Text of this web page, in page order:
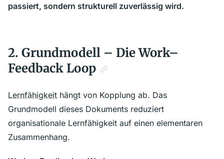
passiert, sondern strukturell zuverlässig wird.
2. Grundmodell – Die Work–
Feedback Loop
Lernfähigkeit hängt von Kopplung ab. Das
Grundmodell dieses Dokuments reduziert
organisationale Lernfähigkeit auf einen elementaren
Zusammenhang.